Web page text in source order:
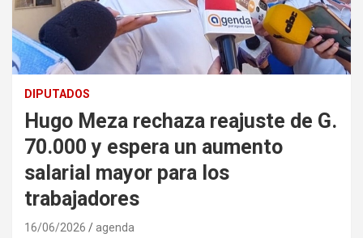
DIPUTADOS
Hugo Meza rechaza reajuste de G.
70.000 y espera un aumento
salarial mayor para los
trabajadores
16/06/2026 agenda